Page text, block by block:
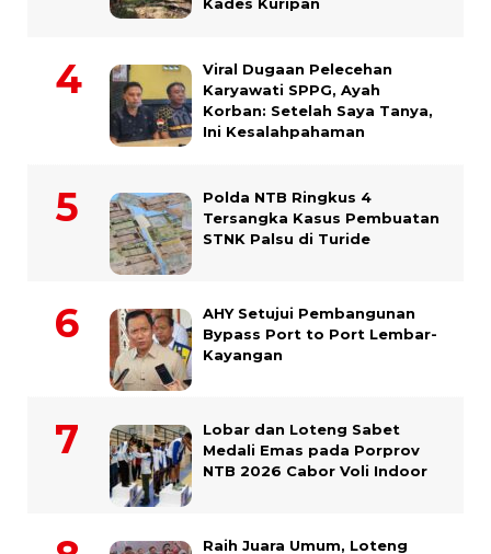
Viral Dugaan Pelecehan
Karyawati SPPG, Ayah
Korban: Setelah Saya Tanya,
Ini Kesalahpahaman
Polda NTB Ringkus 4
Tersangka Kasus Pembuatan
STNK Palsu di Turide
AHY Setujui Pembangunan
Bypass Port to Port Lembar-
Kayangan
Lobar dan Loteng Sabet
Medali Emas pada Porprov
NTB 2026 Cabor Voli Indoor
Raih Juara Umum, Loteng